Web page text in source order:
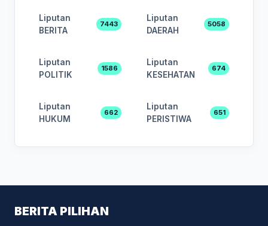
Liputan
BERITA
7443
Liputan
DAERAH
5058
Liputan
POLITIK
1586
Liputan
KESEHATAN
674
Liputan
HUKUM
662
Liputan
PERISTIWA
651
BERITA PILIHAN